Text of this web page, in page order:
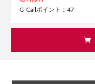
G-Callポイント：47